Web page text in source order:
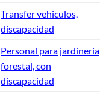
Transfer vehiculos,
discapacidad
Personal para jardineria
forestal, con
discapacidad